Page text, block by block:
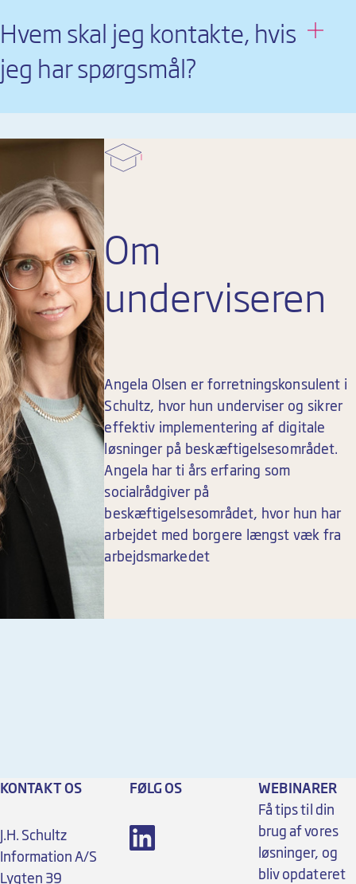
Hvem skal jeg kontakte, hvis
Om
underviseren
Angela Olsen er forretningskonsulent i
Schultz, hvor hun underviser og sikrer
effektiv implementering af digitale
løsninger på beskæftigelsesområdet.
Angela har ti års erfaring som
socialrådgiver på
beskæftigelsesområdet, hvor hun har
arbejdet med borgere længst væk fra
arbejdsmarkedet
KONTAKT OS
J.H. Schultz
Information A/S
Lygten 39
FØLG OS
WEBINARER
Få tips til din
brug af vores
løsninger, og
bliv opdateret